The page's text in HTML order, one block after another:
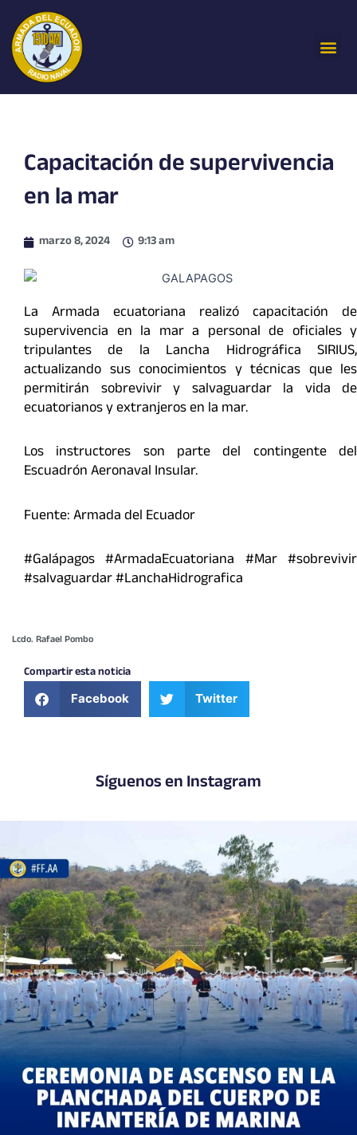
contenido
Capacitación de supervivencia
en la mar
marzo 8, 2024 9:13 am
La Armada ecuatoriana realizó capacitación de
supervivencia en la mar a personal de oficiales y
tripulantes de la Lancha Hidrográfica SIRIUS,
actualizando sus conocimientos y técnicas que les
permitirán sobrevivir y salvaguardar la vida de
ecuatorianos y extranjeros en la mar.
Los instructores son parte del contingente del
Escuadrón Aeronaval Insular.
Fuente: Armada del Ecuador
#Galápagos #ArmadaEcuatoriana #Mar #sobrevivir
#salvaguardar #LanchaHidrografica
Lcdo. Rafael Pombo
Compartir esta noticia
Facebook Twitter
Síguenos en Instagram